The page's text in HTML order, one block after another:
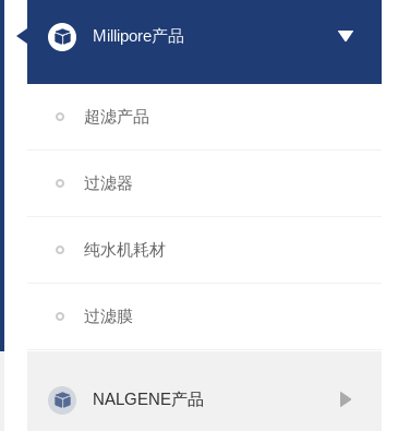
Millipore产品
超滤产品
过滤器
纯水机耗材
过滤膜
NALGENE产品